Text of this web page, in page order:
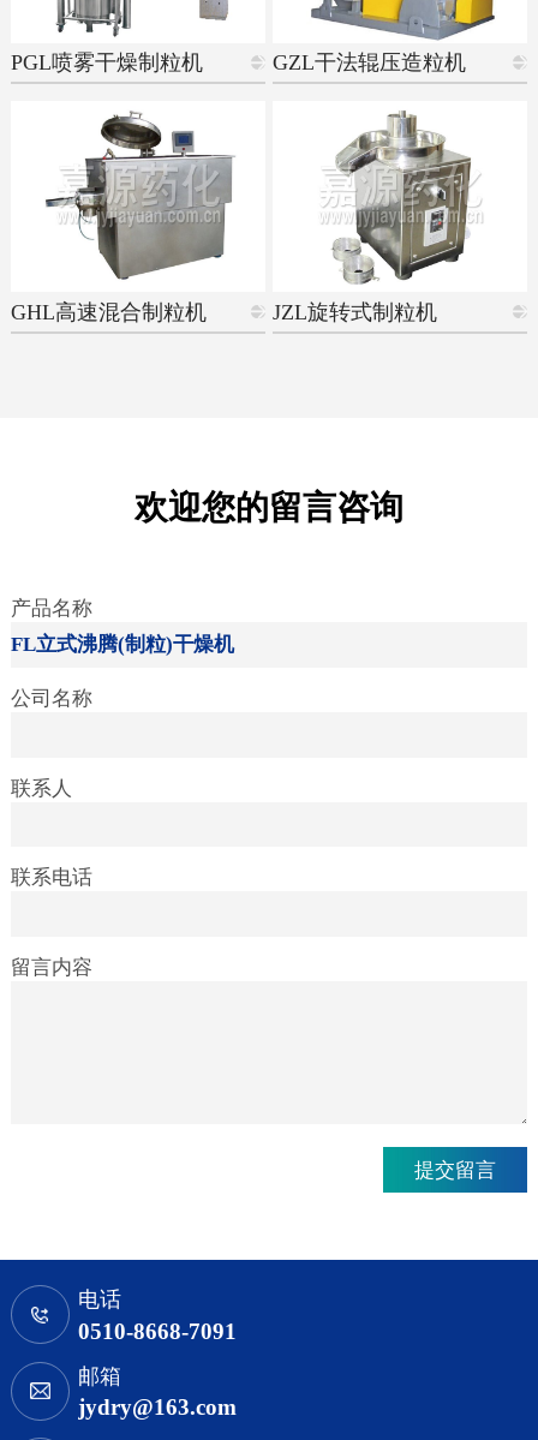
PGL喷雾干燥制粒机 GZL干法辊压造粒机
GHL高速混合制粒机 JZL旋转式制粒机
欢迎您的留言咨询
产品名称
公司名称
联系人
联系电话
留言内容
电话
0510-8668-7091
邮箱
jydry@163.com